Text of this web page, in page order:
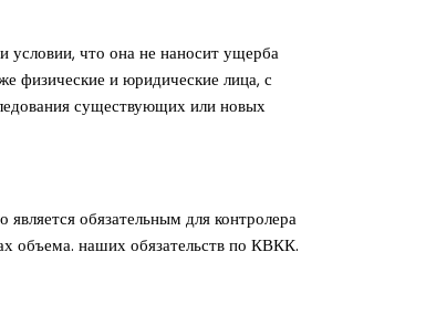
условии, что она не наносит ущерба
физические и юридические лица, с
существующих или новых
обязательным для контролера
объема. наших обязательств по КВКК.